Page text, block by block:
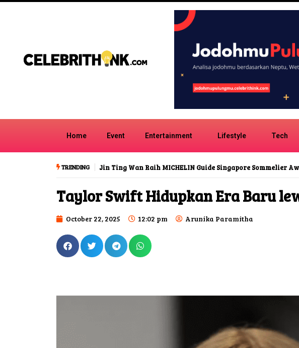
Home Event Entertainment Lifestyle Tech
TRENDING Jin Ting Wan Raih MICHELIN Guide Singapore Sommelier
Taylor Swift Hidupkan Era Baru
October 22, 2025 12:02 pm Arunika Paramitha